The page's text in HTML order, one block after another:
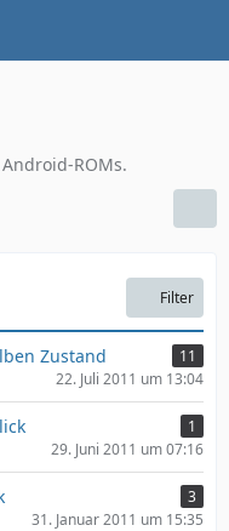
ROMs.
Filter
Zustand
11
22. Juli 2011 um 13:04
1
29. Juni 2011 um 07:16
3
31. Januar 2011 um 15:35